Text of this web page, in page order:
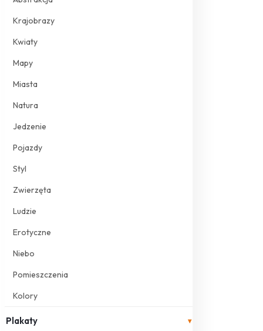
Krajobrazy
Kwiaty
Mapy
Miasta
Natura
Jedzenie
Pojazdy
Styl
Zwierzęta
Ludzie
Erotyczne
Niebo
Pomieszczenia
Kolory
Plakaty ▾